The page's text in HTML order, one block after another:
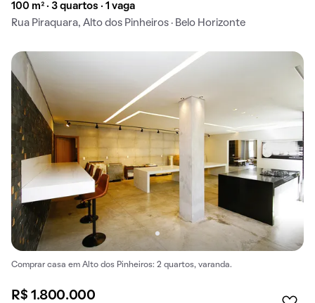
100 m² · 3 quartos · 1 vaga
Rua Piraquara, Alto dos Pinheiros · Belo Horizonte
Comprar casa em Alto dos Pinheiros: 2 quartos, varanda.
R$ 1.800.000